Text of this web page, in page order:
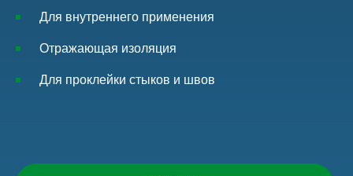
Для внутреннего применения
Отражающая изоляция
Для проклейки стыков и швов